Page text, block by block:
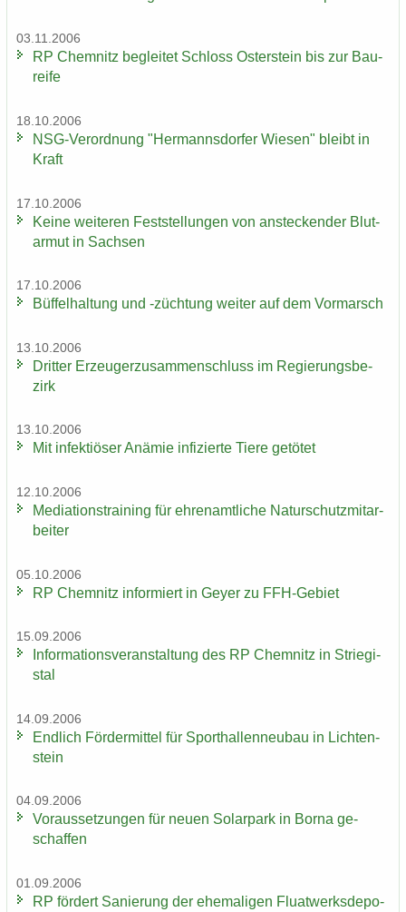
03.11.2006
RP Chem­nitz be­glei­tet Schloss Os­ter­stein bis zur Bau­
rei­fe
18.10.2006
NSG-​Verordnung "Her­manns­dor­fer Wie­sen" bleibt in
Kraft
17.10.2006
Keine wei­te­ren Fest­stel­lun­gen von an­ste­cken­der Blut­
ar­mut in Sach­sen
17.10.2006
Büf­fel­hal­tung und -​züchtung wei­ter auf dem Vor­marsch
13.10.2006
Drit­ter Er­zeu­ger­zu­sam­men­schluss im Re­gie­rungs­be­
zirk
13.10.2006
Mit in­fek­tiö­ser An­ämie in­fi­zier­te Tiere ge­tö­tet
12.10.2006
Me­dia­ti­ons­trai­ning für eh­ren­amt­li­che Na­tur­schutz­mit­ar­
bei­ter
05.10.2006
RP Chem­nitz in­for­miert in Geyer zu FFH-​Gebiet
15.09.2006
In­for­ma­ti­ons­ver­an­stal­tung des RP Chem­nitz in Strie­gi­
stal
14.09.2006
End­lich För­der­mit­tel für Sport­hal­len­neu­bau in Lich­ten­
stein
04.09.2006
Vor­aus­set­zun­gen für neuen So­lar­park in Borna ge­
schaf­fen
01.09.2006
RP för­dert Sa­nie­rung der ehe­ma­li­gen Fluat­werks­de­po­